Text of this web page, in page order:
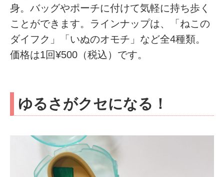
身。バッグやポーチに付けて気軽に持ち歩く
ことができます。ラインナップは、「ねこの
ダイフク」「いぬのオモチ」など全4種類。
価格は1回¥500（税込）です。
ゆるさがクセになる！